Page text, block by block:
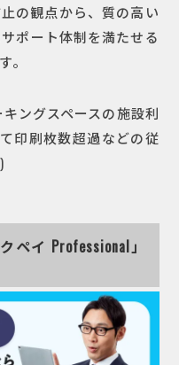
の観点から、質の高い
ポート体制を満たせる
。
キングスペースの施設利
印刷枚数超過などの従
ペイ Professional」